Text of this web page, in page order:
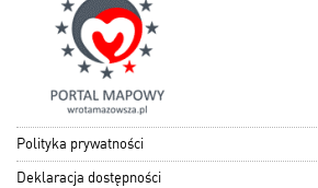
Polityka prywatności
Deklaracja dostępności